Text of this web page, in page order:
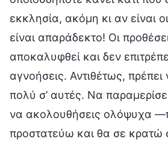
εκκλησία, ακόμη κι αν είναι
είναι απαράδεκτο! Οι
αποκαλυφθεί και δεν
αγνοήσεις. Αντιθέτως, πρέπει
πολύ σ’ αυτές. Να
να ακολουθήσεις ολόψυχα
προστατεύω και θα σε κρατώ